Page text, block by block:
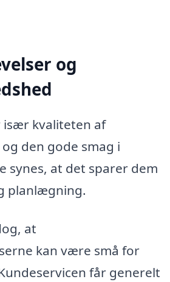
og
især kvaliteten af
den gode smag i
synes, at det sparer dem
planlægning.
at
kan være små for
får generelt